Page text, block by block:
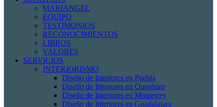
MARIANGEL
EQUIPO
TESTIMONIOS
RECONOCIMIENTOS
LIBROS
VALORES
SERVICIOS
INTERIORISMO
Diseño de Interiores en Puebla
Diseño de Interiores en Querétaro
Diseño de Interiores en Monterrey
Diseño de Interiores en Guadalajara